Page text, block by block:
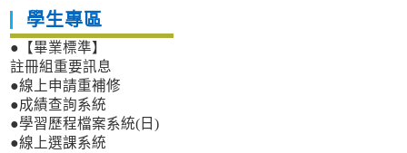
學生專區
●【畢業標準】
註冊組重要訊息
●線上申請重補修
●成績查詢系統
●學習歷程檔案系統(日)
●線上選課系統